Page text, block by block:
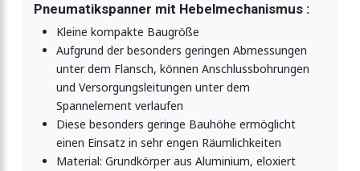
Pneumatikspanner mit Hebelmechanismus :
Kleine kompakte Baugröße
Aufgrund der besonders geringen Abmessungen
unter dem Flansch, können Anschlussbohrungen
und Versorgungsleitungen unter dem
Spannelement verlaufen
Diese besonders geringe Bauhöhe ermöglicht
einen Einsatz in sehr engen Räumlichkeiten
Material: Grundkörper aus Aluminium, eloxiert